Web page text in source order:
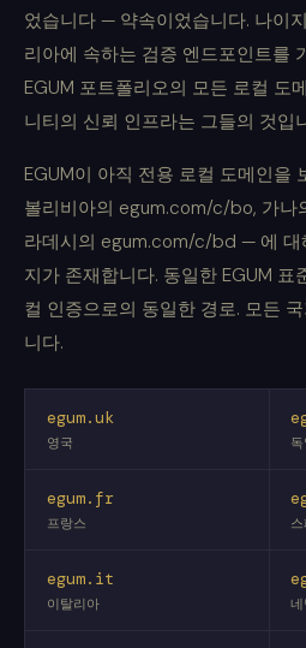
었습니다 — 약속이었습니다. 나이
리아에 속하는 검증 엔드포인트를
EGUM 포트폴리오의 모든 로컬 도
니티의 신뢰 인프라는 그들의 것입
EGUM이 아직 전용 로컬 도메인을
볼리비아의 egum.com/c/bo, 가
라데시의 egum.com/c/bd — 에 대
지가 존재합니다. 동일한 EGUM 표
컬 인증으로의 동일한 경로. 모든
니다.
egum.uk
영국
egum.fr
프랑스
egum.it
이탈리아 네